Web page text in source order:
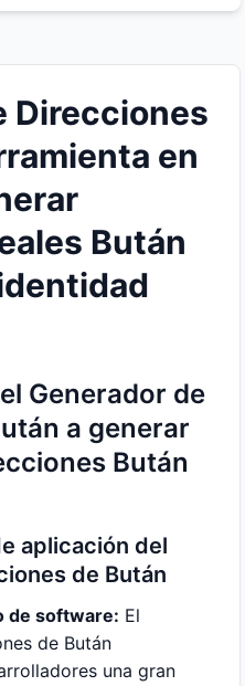
Direcciones
en
Bután
Generador de
a generar
Bután
aplicación del
de Bután
de software: El
de Bután
una gran